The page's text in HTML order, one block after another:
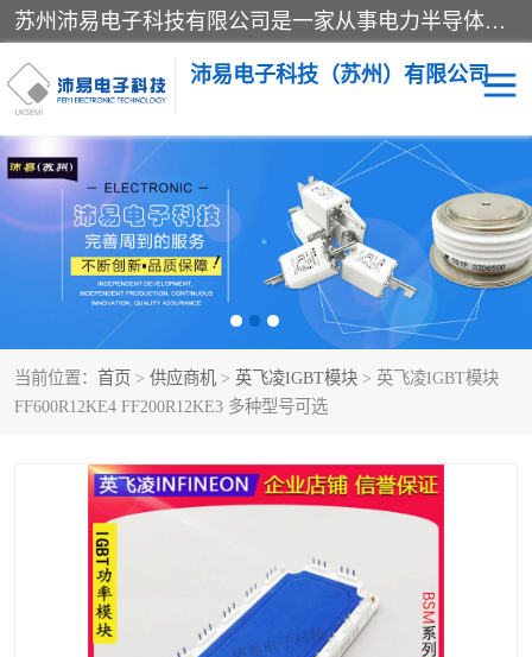
苏州沛易电子科技有限公司是一家从事电力半导体器件和电子元器件的专业代理及分销商，产品包括：IGBT模块、IPM模块、PIM模块、二极管、三极管、可控硅、整流桥、IGBT单管、IGBT电路驱动板、GTR达林顿模块、快恢复二极管、肖特基二极管、熔断器、IC集成电路、快速熔断器等。
沛易电子科技（苏州）有限公司
当前位置： 首页 > 供应商机 > 英飞凌IGBT模块 > 英飞凌IGBT模块
FF600R12KE4 FF200R12KE3 多种型号可选
西门康 英飞凌
快恢复二极管 英飞凌IGBT模块
英飞凌可控硅模块 IXYS艾赛斯可控硅
SEMIKRON西门康IGBT SEMIKRON西门康可控硅
器
MOS管场效应管 晶闸管